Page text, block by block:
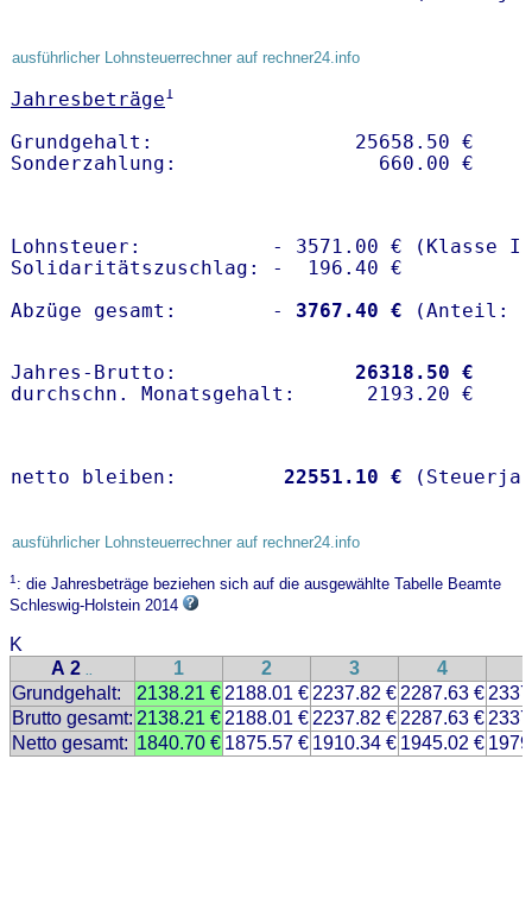
ausführlicher Lohnsteuerrechner auf rechner24.info
Jahresbeträge1
Grundgehalt:                 25658.50 €
Lohnsteuer:           - 3571.00 € (Klasse I)
Solidaritätszuschlag: -  196.40 €
Abzüge gesamt:        -
3767.40 €
Jahres-Brutto: 26318.50 €
netto bleiben: 22551.10 €
ausführlicher Lohnsteuerrechner auf rechner24.info
1: die Jahresbeträge beziehen sich auf die ausgewählte Tabelle Beamte
Schleswig-Holstein 2014
K
A 2 .. 1 2 3 4
Grundgehalt:
2138.21 € 2188.01 € 2237.82 € 2287.63 €
Brutto gesamt: 2138.21 € 2188.01 € 2237.82 € 2287.63 €
Netto gesamt: 1840.70 € 1875.57 € 1910.34 € 1945.02 €